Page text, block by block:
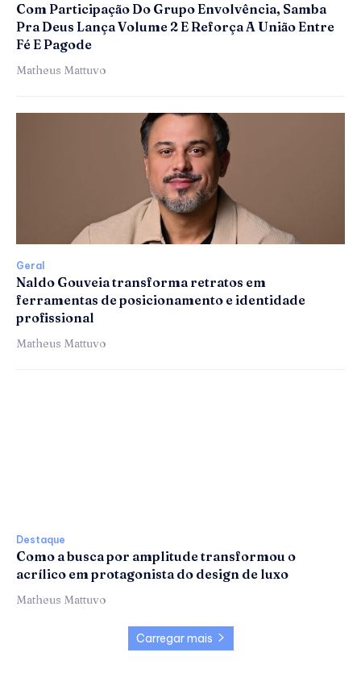
Com Participação Do Grupo Envolvência, Samba
Pra Deus Lança Volume 2 E Reforça A União Entre
Fé E Pagode
Matheus Mattuvo
Geral
Naldo Gouveia transforma retratos em
ferramentas de posicionamento e identidade
profissional
Matheus Mattuvo
Destaque
Como a busca por amplitude transformou o
acrílico em protagonista do design de luxo
Matheus Mattuvo
Carregar mais